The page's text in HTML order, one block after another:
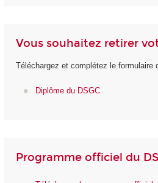
Vous souhaitez retirer
Téléchargez et complétez le formulaire
Diplôme du DSGC
Programme officiel du